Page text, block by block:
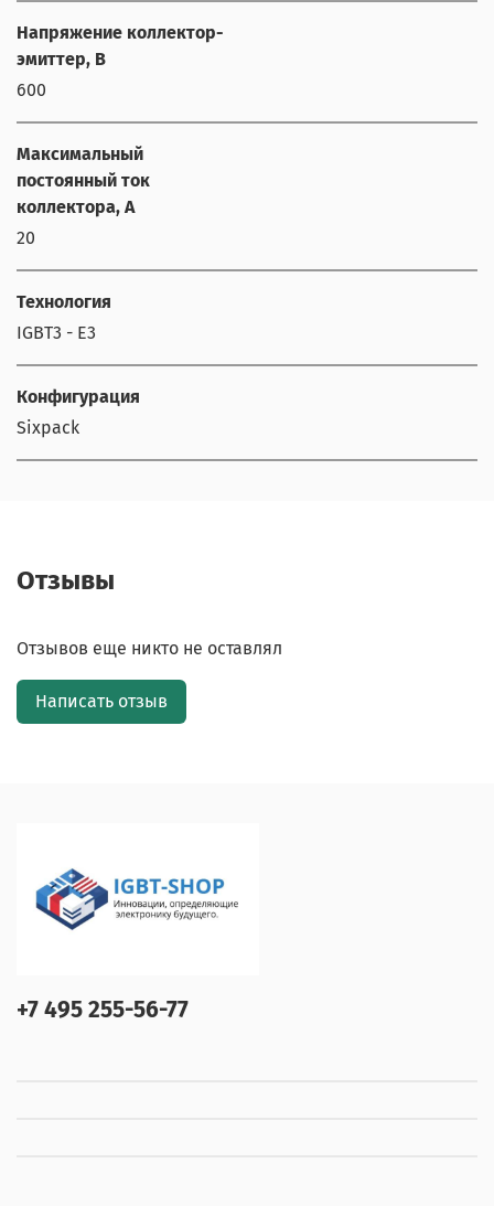
Напряжение коллектор-
эмиттер, В
600
Максимальный
постоянный ток
коллектора, А
20
Технология
IGBT3 - E3
Конфигурация
Sixpack
Отзывы
Отзывов еще никто не оставлял
Написать отзыв
+7 495 255-56-77